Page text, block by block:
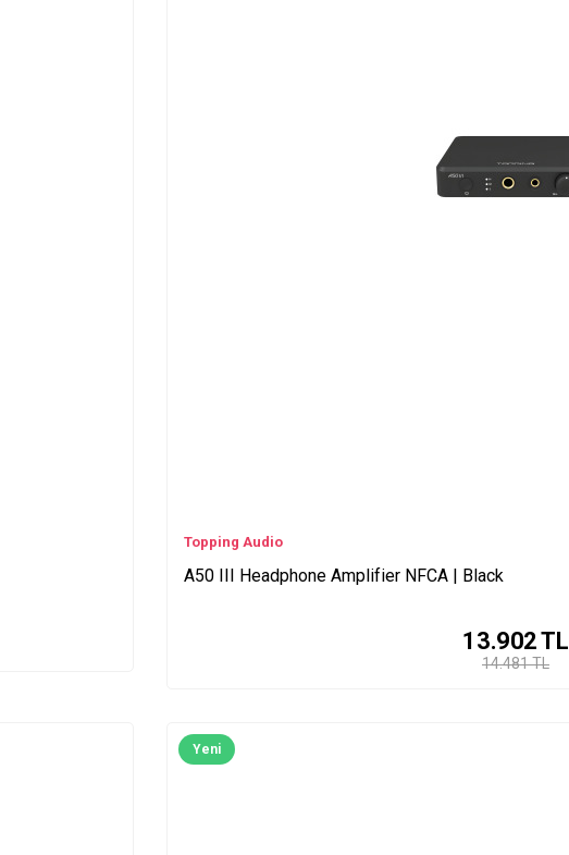
Topping Audio
A50 III Headphone Amplifier NFCA | Black
14.481 TL
13.902TL
Yeni